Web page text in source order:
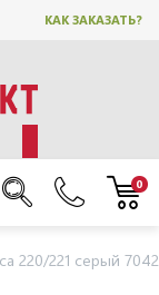
КАК ЗАКАЗАТЬ?
0
220/221 серый